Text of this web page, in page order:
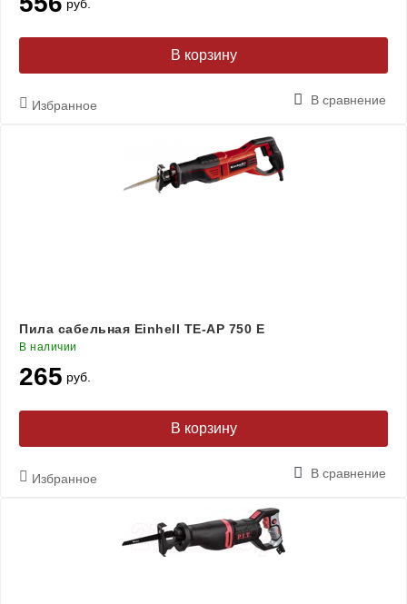
руб.
В корзину
Избранное В сравнение
Пила сабельная Einhell TE-AP 750 Е
В наличии
265 руб.
В корзину
Избранное В сравнение